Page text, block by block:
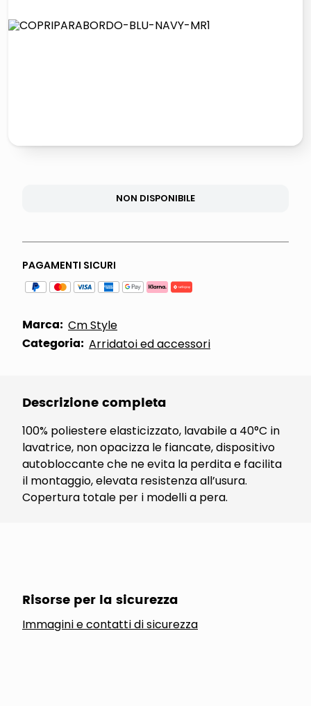
NON DISPONIBILE
PAGAMENTI SICURI
Marca: Cm Style
Categoria: Arridatoi ed accessori
Descrizione completa
100% poliestere elasticizzato, lavabile a 40°C in
lavatrice, non opacizza le fiancate, dispositivo
autobloccante che ne evita la perdita e facilita
il montaggio, elevata resistenza all’usura.
Copertura totale per i modelli a pera.
Risorse per la sicurezza
Immagini e contatti di sicurezza